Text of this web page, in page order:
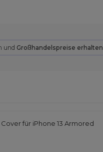
und Großhandelspreise erhalten
für iPhone 13 Armored